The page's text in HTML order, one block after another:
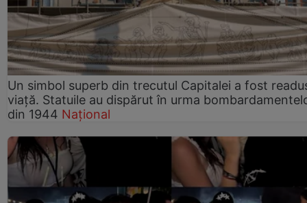
Un simbol superb din trecutul Capitalei a fost
viață. Statuile au dispărut în urma
din 1944 Național